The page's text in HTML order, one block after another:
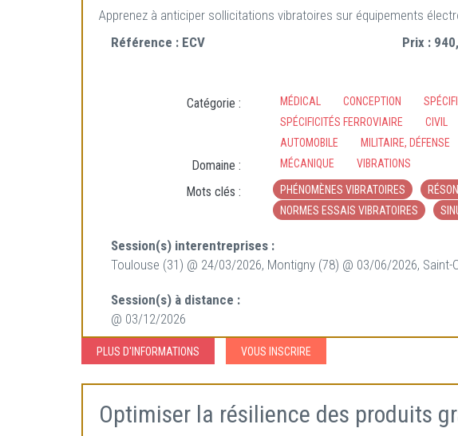
Apprenez à anticiper sollicitations vibratoires sur équipements
Référence : ECV Prix :
Catégorie : MÉDICAL CONCEPTION
SPÉCIFICITÉS FERROVIAIRE
CIVIL
AUTOMOBILE
MILITAIRE, DÉFENSE
Domaine : MÉCANIQUE VIBRATIONS
Mots clés : PHÉNOMÈNES VIBRATOIRES
NORMES ESSAIS VIBRATOIRES
Session(s) interentreprises :
Toulouse (31) @ 24/03/2026, Montigny (78) @ 03/06/2026,
Session(s) à distance :
@ 03/12/2026
PLUS D'INFORMATIONS VOUS INSCRIRE
Optimiser la résilience des produits